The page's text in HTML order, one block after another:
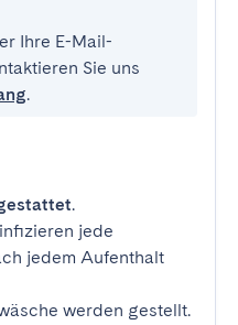
Ihre E-Mail-
Sie uns
.
.
jede
jedem Aufenthalt
werden gestellt.